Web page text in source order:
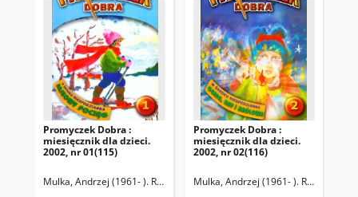
Promyczek Dobra :
miesięcznik dla dzieci.
2002, nr 01(115)
Mulka, Andrzej (1961- ). Redaktor naczelny
Promyczek Dobra :
miesięcznik dla dzieci.
2002, nr 02(116)
Mulka, Andrzej (1961- ). Redaktor